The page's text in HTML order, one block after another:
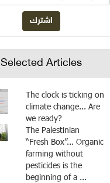
Selected Articles
The clock is ticking on
climate change... Are
we ready?
The Palestinian
“Fresh Box”... Organic
farming without
pesticides is the
beginning of a ...